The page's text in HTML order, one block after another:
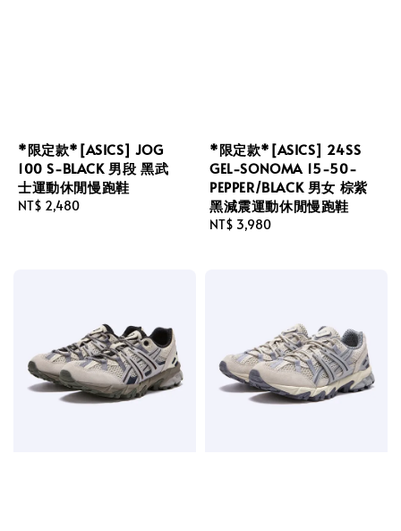
*限定款*[ASICS] JOG
100 S-BLACK 男段 黑武
士運動休閒慢跑鞋
Regular
NT$ 2,480
*限定款*[ASICS] 24SS
GEL-SONOMA 15-50-
PEPPER/BLACK 男女 棕紫
黑減震運動休閒慢跑鞋
Regular
NT$ 3,980